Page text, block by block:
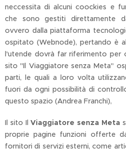
neccessita di alcuni coockies e
che sono gestiti direttamente
ovvero dalla piattaforma
ospitato (Webnode), pertando è
l'utende dovrà far riferimento per
sito "Il Viaggiatore senza Meta"
parti, le quali a loro volta
fuori da ogni possibilità di
questo spazio (Andrea Franchi),
Il sito IlViaggiatore senza Meta
proprie pagine funzioni offerte
fornitori di servizi esterni, come